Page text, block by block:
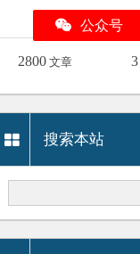
公众号
2800 文章 3
搜索本站